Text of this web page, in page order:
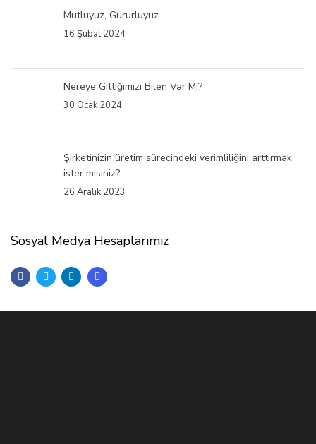
Mutluyuz, Gururluyuz
16 Şubat 2024
Nereye Gittiğimizi Bilen Var Mı?
30 Ocak 2024
Şirketinizin üretim sürecindeki verimliliğini arttırmak
ister misiniz?
26 Aralık 2023
Sosyal Medya Hesaplarımız